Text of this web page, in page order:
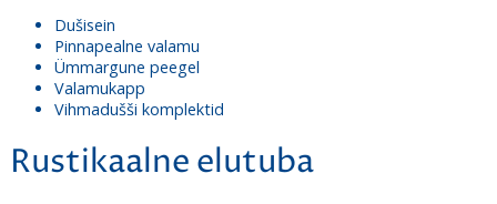
Dušisein
Pinnapealne valamu
Ümmargune peegel
Valamukapp
Vihmadušši komplektid
Rustikaalne elutuba